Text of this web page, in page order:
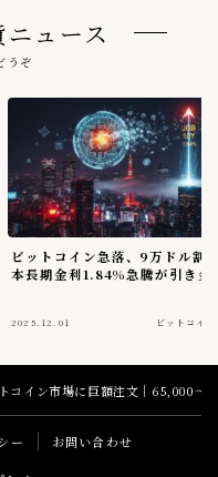
ュース
うぞ
ビットコイン急落、9万ドル割
本長期金利1.84%急騰が引き金
2025.12.01 ビットコイ
コイン市場に巨額注文｜65,000〜
ー お問い合わせ